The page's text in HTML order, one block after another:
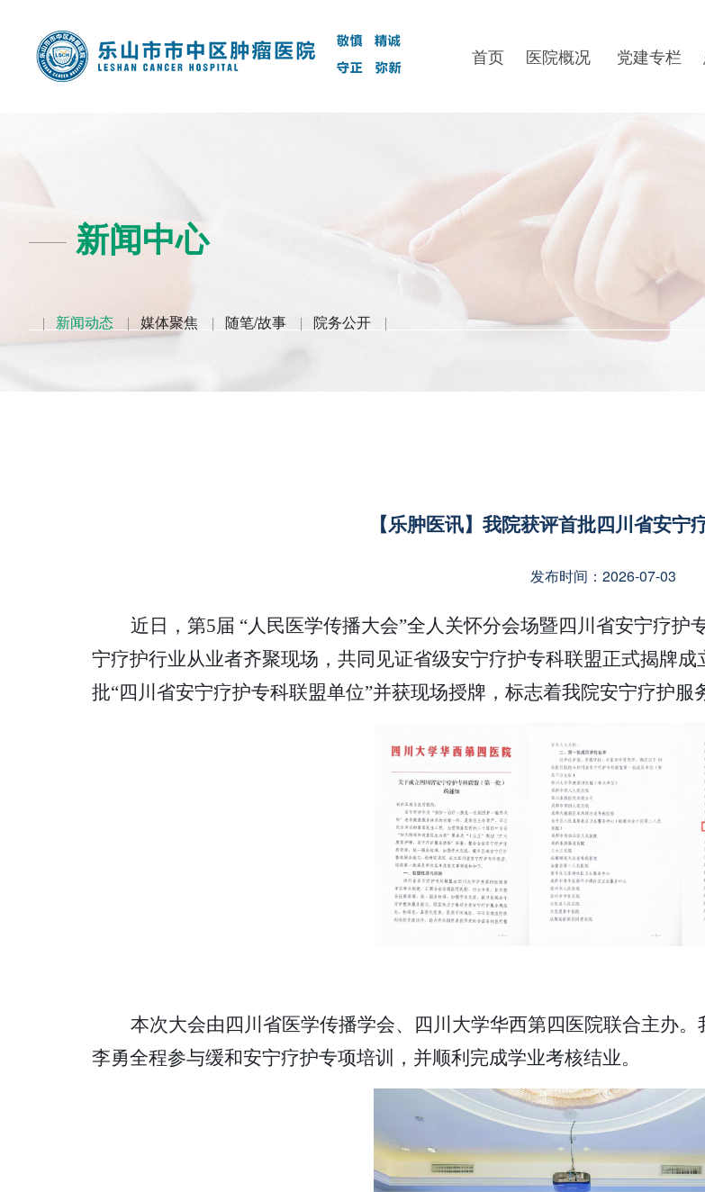
首页 医院概况 党建专栏
新闻中心
| 新闻动态 | 媒体聚焦 | 随笔/故事 | 院务公开 |
【乐肿医讯】我院获评首批四川省安宁
发布时间：2026-07-03
近日，第5届 “人民医学传播大会”全人关怀分会场暨四川省安宁疗
宁疗护行业从业者齐聚现场，共同见证省级安宁疗护专科联盟正式揭牌
批“四川省安宁疗护专科联盟单位”并获现场授牌，标志着我院安宁疗护服
本次大会由四川省医学传播学会、四川大学华西第四医院联合主办
李勇全程参与缓和安宁疗护专项培训，并顺利完成学业考核结业。